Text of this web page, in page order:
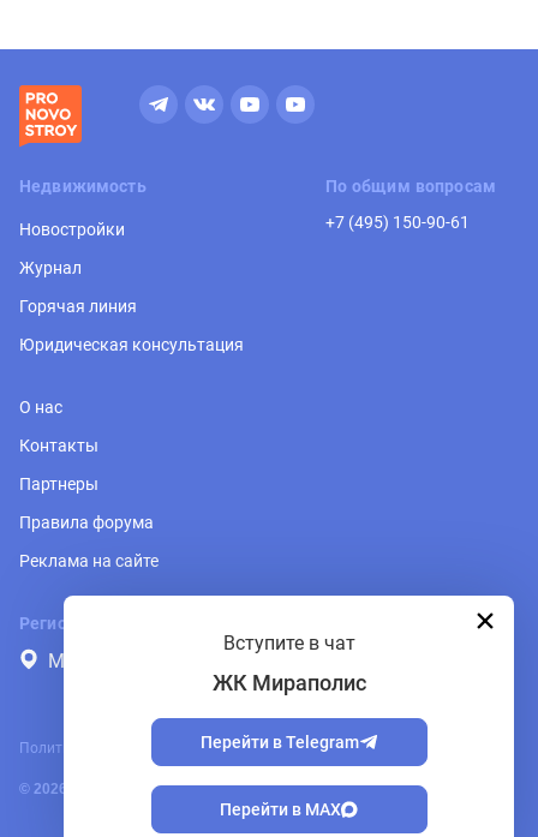
Недвижимость
Новостройки
Журнал
Горячая линия
Юридическая консультация
По общим вопросам
+7 (495) 150-90-61
О нас
Контакты
Партнеры
Правила форума
Реклама на сайте
Регион
Москва и Подмосковье
© 2026, PRONOVOSTROY.RU
Политика обработки персональных данных
Вступите в чат
ЖК Мираполис
Перейти в Telegram
Перейти в MAX